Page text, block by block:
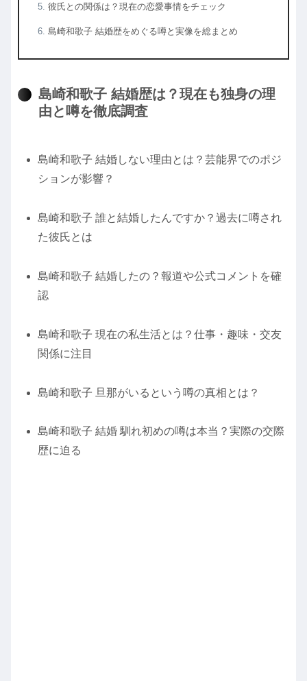
彼氏との関係は？現在の恋愛事情をチェック
島崎和歌子 結婚歴をめぐる噂と実像を総まとめ
島崎和歌子 結婚歴は？現在も独身の理
由と噂を徹底調査
島崎和歌子 結婚しない理由とは？芸能界でのポジ
ションが影響？
島崎和歌子 誰と結婚したんですか？過去に噂され
た彼氏とは
島崎和歌子 結婚したの？報道や公式コメントを確
認
島崎和歌子 現在の私生活とは？仕事・趣味・交友
関係に注目
島崎和歌子 旦那がいるという噂の真相とは？
島崎和歌子 結婚 馴れ初めの噂は本当？実際の交際
歴に迫る